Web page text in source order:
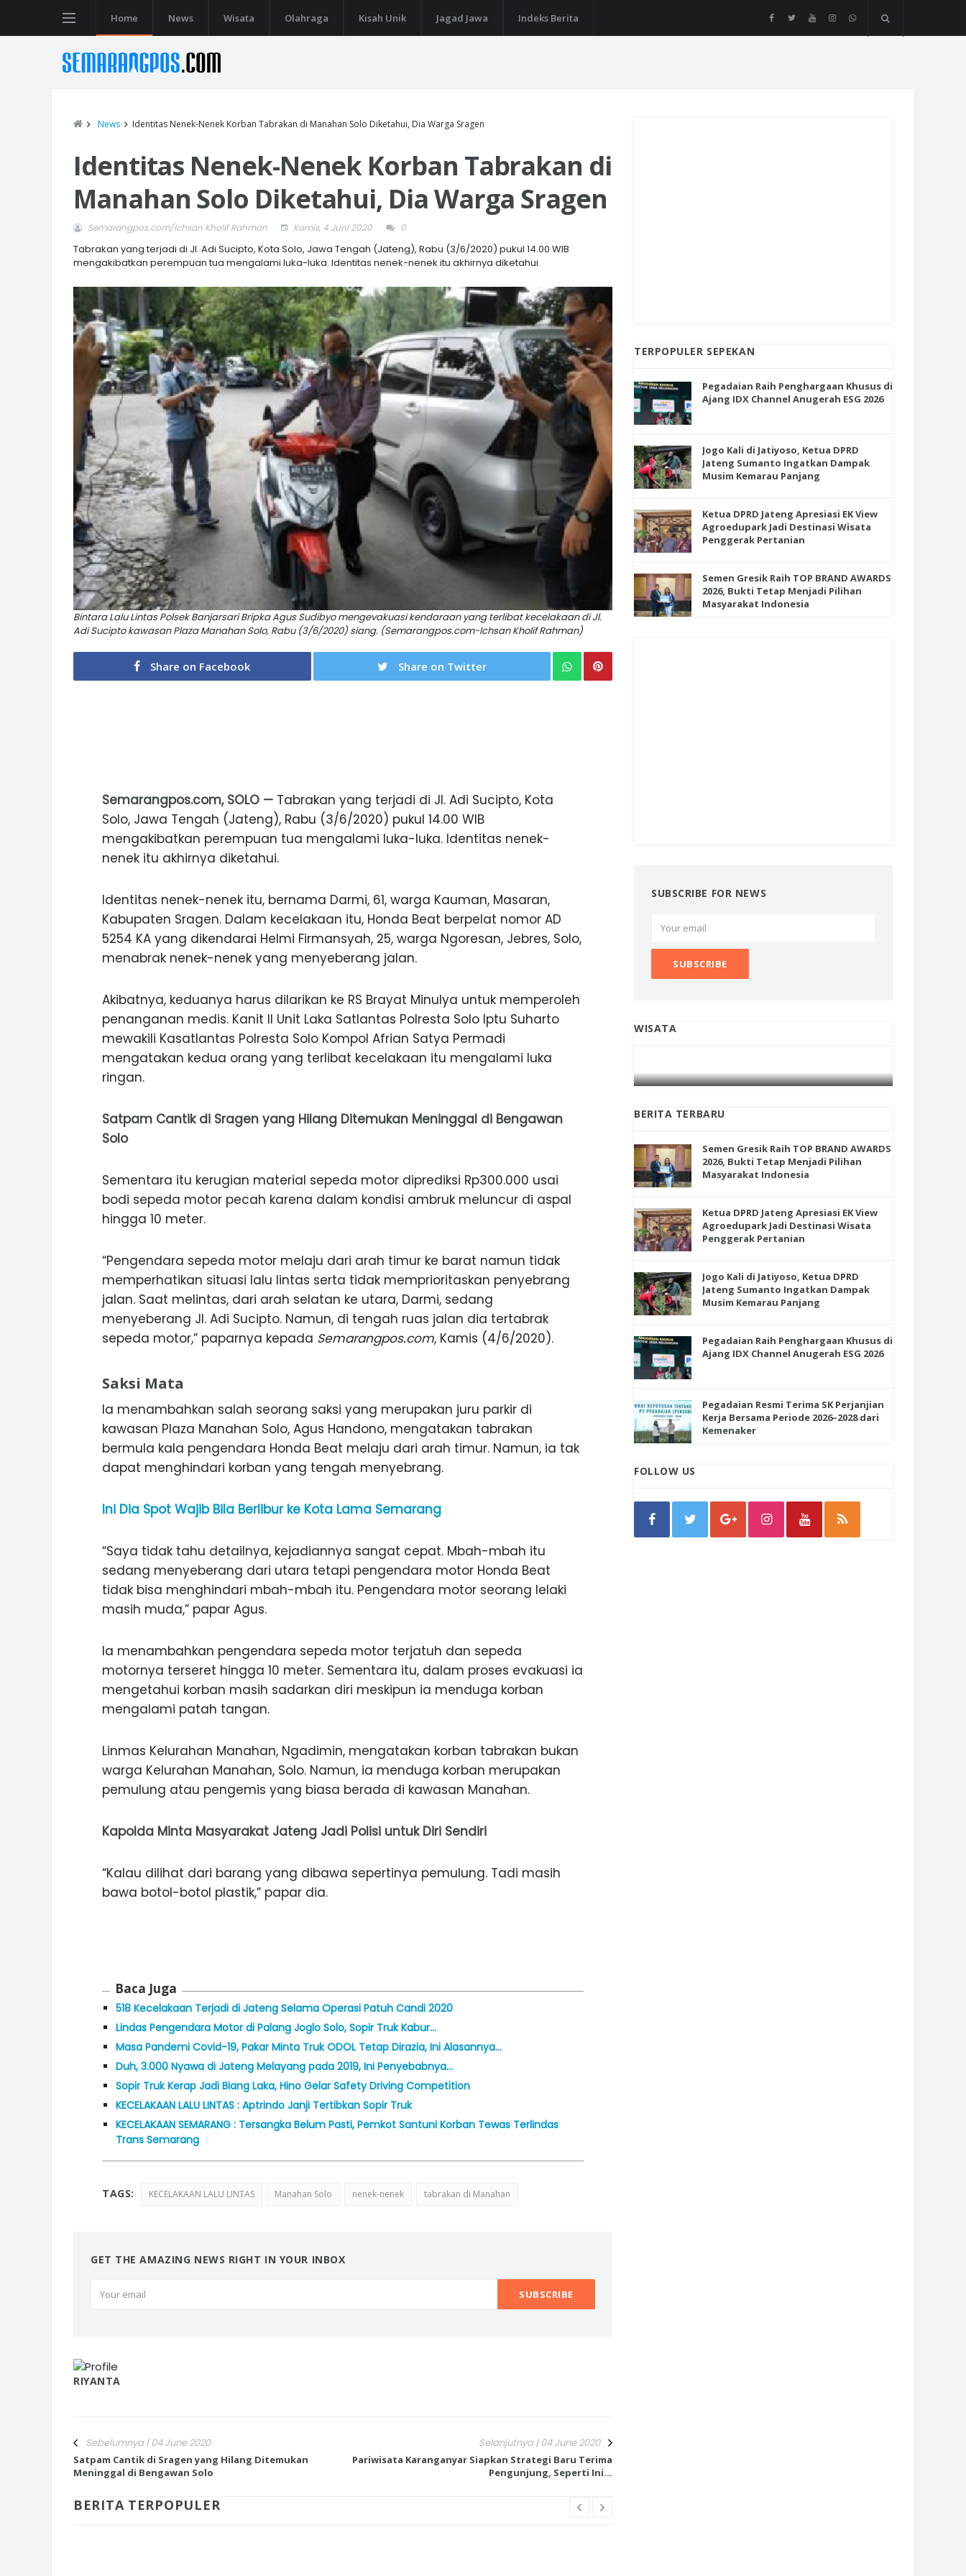
Home News Wisata Olahraga Kisah Unik Jagad Jawa Indeks Berita
News Identitas Nenek-Nenek Korban Tabrakan di Manahan Solo Diketahui, Dia Warga Sragen
Identitas Nenek-Nenek Korban Tabrakan di
Manahan Solo Diketahui, Dia Warga Sragen
Semarangpos.com/Ichsan Kholif Rahman Kamis, 4 Juni 2020 0
Tabrakan yang terjadi di Jl. Adi Sucipto, Kota Solo, Jawa Tengah (Jateng), Rabu (3/6/2020) pukul 14.00 WIB
mengakibatkan perempuan tua mengalami luka-luka. Identitas nenek-nenek itu akhirnya diketahui.
Bintara Lalu Lintas Polsek Banjarsari Bripka Agus Sudibyo mengevakuasi kendaraan yang terlibat kecelakaan di Jl.
Adi Sucipto kawasan Plaza Manahan Solo, Rabu (3/6/2020) siang. (Semarangpos.com-Ichsan Kholif Rahman)
Share on Facebook Share on Twitter
Semarangpos.com, SOLO — Tabrakan yang terjadi di Jl. Adi Sucipto, Kota
Solo, Jawa Tengah (Jateng), Rabu (3/6/2020) pukul 14.00 WIB
mengakibatkan perempuan tua mengalami luka-luka. Identitas nenek-
nenek itu akhirnya diketahui.
Identitas nenek-nenek itu, bernama Darmi, 61, warga Kauman, Masaran,
Kabupaten Sragen. Dalam kecelakaan itu, Honda Beat berpelat nomor AD
5254 KA yang dikendarai Helmi Firmansyah, 25, warga Ngoresan, Jebres, Solo,
menabrak nenek-nenek yang menyeberang jalan.
Akibatnya, keduanya harus dilarikan ke RS Brayat Minulya untuk memperoleh
penanganan medis. Kanit II Unit Laka Satlantas Polresta Solo Iptu Suharto
mewakili Kasatlantas Polresta Solo Kompol Afrian Satya Permadi
mengatakan kedua orang yang terlibat kecelakaan itu mengalami luka
ringan.
Satpam Cantik di Sragen yang Hilang Ditemukan Meninggal di Bengawan
Solo
Sementara itu kerugian material sepeda motor diprediksi Rp300.000 usai
bodi sepeda motor pecah karena dalam kondisi ambruk meluncur di aspal
hingga 10 meter.
“Pengendara sepeda motor melaju dari arah timur ke barat namun tidak
memperhatikan situasi lalu lintas serta tidak memprioritaskan penyebrang
jalan. Saat melintas, dari arah selatan ke utara, Darmi, sedang
menyeberang Jl. Adi Sucipto. Namun, di tengah ruas jalan dia tertabrak
sepeda motor,” paparnya kepada Semarangpos.com, Kamis (4/6/2020).
Saksi Mata
Ia menambahkan salah seorang saksi yang merupakan juru parkir di
kawasan Plaza Manahan Solo, Agus Handono, mengatakan tabrakan
bermula kala pengendara Honda Beat melaju dari arah timur. Namun, ia tak
dapat menghindari korban yang tengah menyebrang.
Ini Dia Spot Wajib Bila Berlibur ke Kota Lama Semarang
“Saya tidak tahu detailnya, kejadiannya sangat cepat. Mbah-mbah itu
sedang menyeberang dari utara tetapi pengendara motor Honda Beat
tidak bisa menghindari mbah-mbah itu. Pengendara motor seorang lelaki
masih muda,” papar Agus.
Ia menambahkan pengendara sepeda motor terjatuh dan sepeda
motornya terseret hingga 10 meter. Sementara itu, dalam proses evakuasi ia
mengetahui korban masih sadarkan diri meskipun ia menduga korban
mengalami patah tangan.
Linmas Kelurahan Manahan, Ngadimin, mengatakan korban tabrakan bukan
warga Kelurahan Manahan, Solo. Namun, ia menduga korban merupakan
pemulung atau pengemis yang biasa berada di kawasan Manahan.
Kapolda Minta Masyarakat Jateng Jadi Polisi untuk Diri Sendiri
“Kalau dilihat dari barang yang dibawa sepertinya pemulung. Tadi masih
bawa botol-botol plastik,” papar dia.
Baca Juga
518 Kecelakaan Terjadi di Jateng Selama Operasi Patuh Candi 2020
Lindas Pengendara Motor di Palang Joglo Solo, Sopir Truk Kabur…
Masa Pandemi Covid-19, Pakar Minta Truk ODOL Tetap Dirazia, Ini Alasannya…
Duh, 3.000 Nyawa di Jateng Melayang pada 2019, Ini Penyebabnya…
Sopir Truk Kerap Jadi Biang Laka, Hino Gelar Safety Driving Competition
KECELAKAAN LALU LINTAS : Aptrindo Janji Tertibkan Sopir Truk
KECELAKAAN SEMARANG : Tersangka Belum Pasti, Pemkot Santuni Korban Tewas Terlindas
Trans Semarang
TAGS: KECELAKAAN LALU LINTAS Manahan Solo nenek-nenek tabrakan di Manahan
GET THE AMAZING NEWS RIGHT IN YOUR INBOX
RIYANTA
Sebelumnya | 04 June 2020
Satpam Cantik di Sragen yang Hilang Ditemukan
Meninggal di Bengawan Solo
Selanjutnya | 04 June 2020
Pariwisata Karanganyar Siapkan Strategi Baru Terima
Pengunjung, Seperti Ini...
BERITA TERPOPULER
TERPOPULER SEPEKAN
Pegadaian Raih Penghargaan Khusus di
Ajang IDX Channel Anugerah ESG 2026
Jogo Kali di Jatiyoso, Ketua DPRD
Jateng Sumanto Ingatkan Dampak
Musim Kemarau Panjang
Ketua DPRD Jateng Apresiasi EK View
Agroedupark Jadi Destinasi Wisata
Penggerak Pertanian
Semen Gresik Raih TOP BRAND AWARDS
2026, Bukti Tetap Menjadi Pilihan
Masyarakat Indonesia
SUBSCRIBE FOR NEWS
WISATA
JAGA KERUKUNAN SAMBUT NATAL
INI CARA UMAT KRISTIANI SALATIGA
JAGA KERUKUNAN SAMBUT NATAL
BERITA TERBARU
Semen Gresik Raih TOP BRAND AWARDS
2026, Bukti Tetap Menjadi Pilihan
Masyarakat Indonesia
Ketua DPRD Jateng Apresiasi EK View
Agroedupark Jadi Destinasi Wisata
Penggerak Pertanian
Jogo Kali di Jatiyoso, Ketua DPRD
Jateng Sumanto Ingatkan Dampak
Musim Kemarau Panjang
Pegadaian Raih Penghargaan Khusus di
Ajang IDX Channel Anugerah ESG 2026
Pegadaian Resmi Terima SK Perjanjian
Kerja Bersama Periode 2026–2028 dari
Kemenaker
FOLLOW US